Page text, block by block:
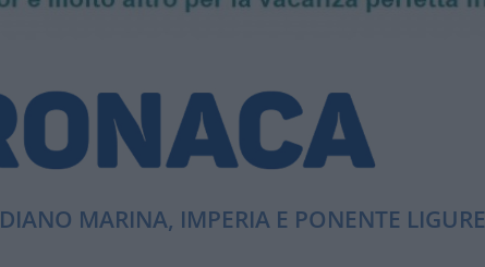
DIANO MARINA, IMPERIA E PONENTE LIGURE